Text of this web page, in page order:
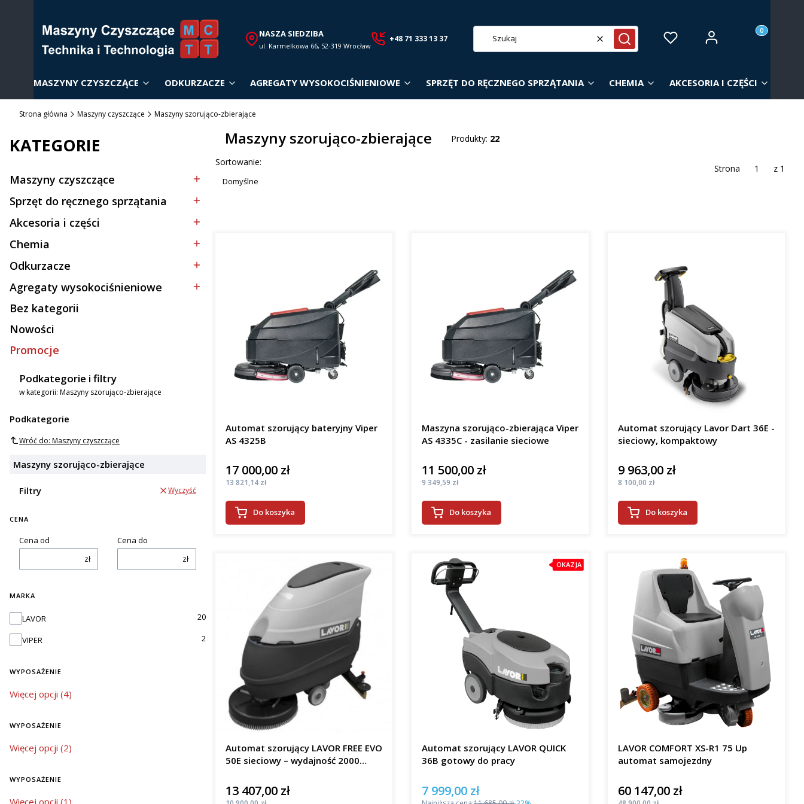
+48 71 333 13 37
NASZA SIEDZIBA
ul. Karmelkowa 66, 52-319 Wrocław WyczyśćSzukaj
Ulubione Zaloguj się Produkty w
Koszyk
MASZYNY CZYSZCZĄCE ODKURZACZE AGREGATY WYSOKOCIŚNIENIOWE SPRZĘT DO RĘCZNEGO SPRZĄTANIA CHEMIA AKCESORIA I CZĘŚCI
Strona główna Maszyny czyszczące Maszyny szorująco-zbierające
KATEGORIE
Kategoria - Maszyny czyszczące
Maszyny czyszczące
Kategoria - Sprzęt do ręcznego sprzątania
Sprzęt do ręcznego sprzątania
Kategoria - Akcesoria i części
Akcesoria i części
Kategoria - Chemia
Chemia
Kategoria - Odkurzacze
Odkurzacze
Kategoria - Agregaty wysokociśnieniowe
Agregaty wysokociśnieniowe
Kategoria - Bez kategorii
Bez kategorii
Nowości
Promocje
Podkategorie i filtry
w kategorii: Maszyny szorująco-zbierające
Podkategorie
Wróć do: Maszyny czyszczące
Maszyny szorująco-zbierające
Filtry Wyczyść
CENA
Cena od
zł
Cena do
zł
MARKA
Marka
LAVOR 20
VIPER 2
WYPOSAŻENIE
wyposażenie
Więcej opcji (4)
WYPOSAŻENIE
wyposażenie
Więcej opcji (2)
WYPOSAŻENIE
wyposażenie
Maszyny szorująco-zbierające Produkty: 22
Lista produktów
Sortowanie:
Domyślne
Strona z 1
Automat szorujący bateryjny Viper
AS 4325B
Cena
17 000,00 zł
Cena
13 821,14 zł
Do koszyka
Maszyna szorująco-zbierająca Viper
AS 4335C - zasilanie sieciowe
Cena
11 500,00 zł
Cena
9 349,59 zł
Do koszyka
Automat szorujący Lavor Dart 36E -
sieciowy, kompaktowy
Cena
9 963,00 zł
Cena
8 100,00 zł
Do koszyka
Automat szorujący LAVOR FREE EVO
50E sieciowy – wydajność 2000
Cena
13 407,00 zł
OKAZJA
Automat szorujący LAVOR QUICK
36B gotowy do pracy
Cena promocyjna
7 999,00 zł
LAVOR COMFORT XS-R1 75 Up
automat samojezdny
Cena
60 147,00 zł